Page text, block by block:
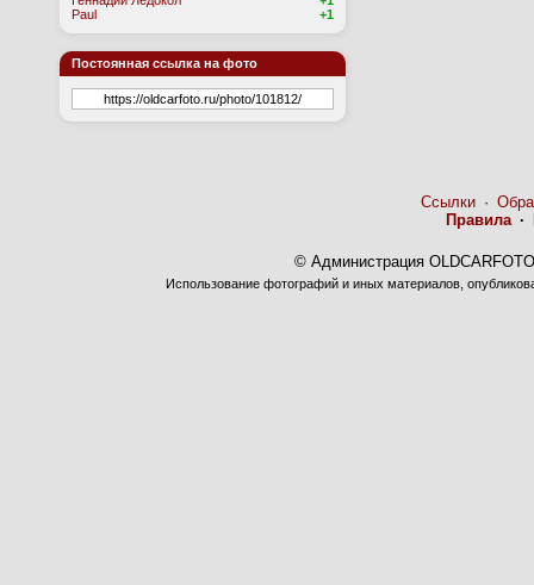
Paul
+1
Постоянная ссылка на фото
Ссылки·
Правила·
© Администрация
Использование фотографий и иных материалов,